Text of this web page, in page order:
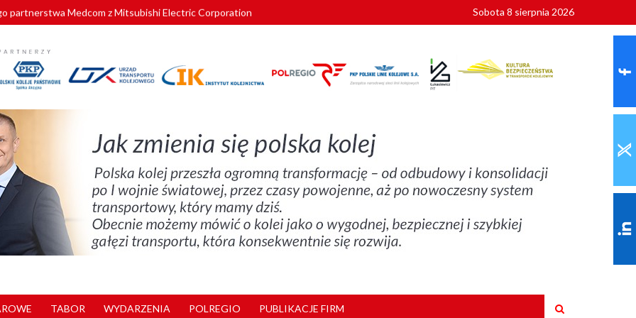
partnerstwa Medcom z Mitsubishi Electric Corporation
znów szuka dostawcy nowych EZT
kolejowych w północnej Wielkopolsce. Łatwiejsze dojazdy do pracy i szkoły
nowe standardy kategoryzacji dworców
Sobota 8 sierpnia 2026
TABOR WYDARZENIA POLREGIO PUBLIKACJE FIRM